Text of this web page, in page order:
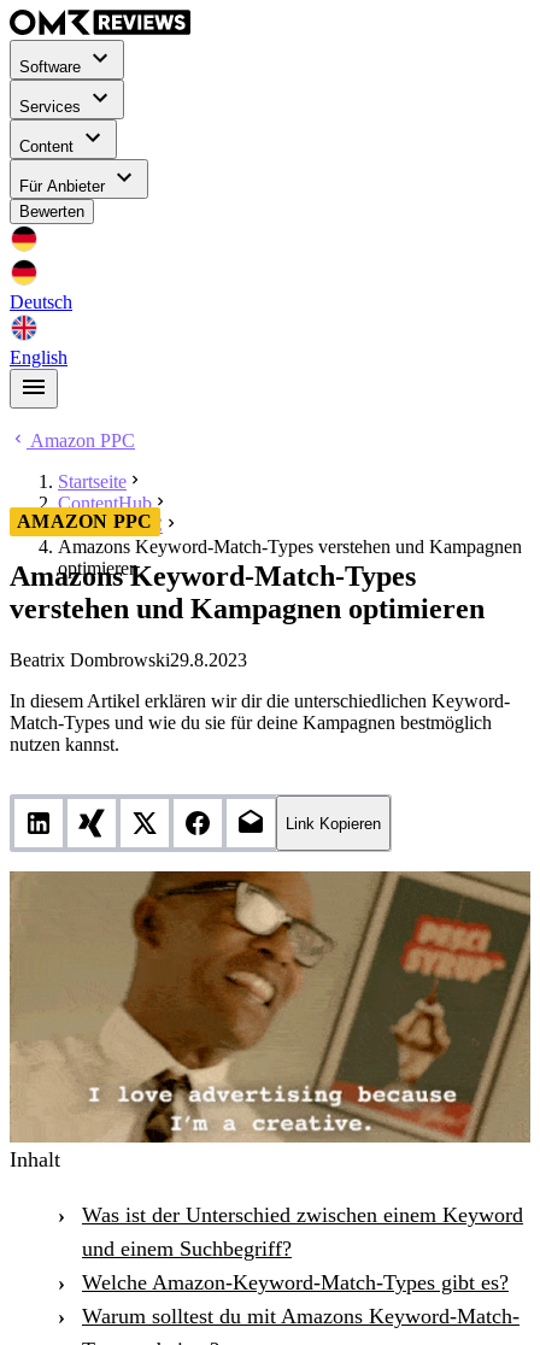
Software
Services
Content
Für Anbieter
Bewerten
Deutsch
English
Amazon PPC
Startseite
ContentHub
Amazon PPC
Amazons Keyword-Match-Types verstehen und Kampagnen
optimieren
AMAZON PPC
Amazons Keyword-Match-Types
verstehen und Kampagnen optimieren
Beatrix Dombrowski29.8.2023
In diesem Artikel erklären wir dir die unterschiedlichen Keyword-
Match-Types und wie du sie für deine Kampagnen bestmöglich
nutzen kannst.
Link Kopieren
Inhalt
Was ist der Unterschied zwischen einem Keyword
und einem Suchbegriff?
Welche Amazon-Keyword-Match-Types gibt es?
Warum solltest du mit Amazons Keyword-Match-